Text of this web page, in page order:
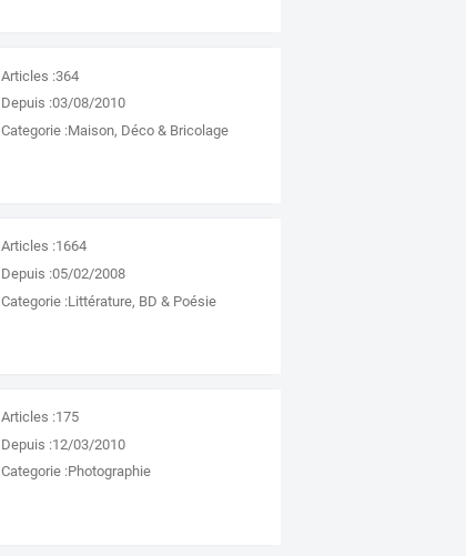
Articles :364
Depuis :03/08/2010
Categorie :Maison, Déco & Bricolage
Articles :1664
Depuis :05/02/2008
Categorie :Littérature, BD & Poésie
Articles :175
Depuis :12/03/2010
Categorie :Photographie